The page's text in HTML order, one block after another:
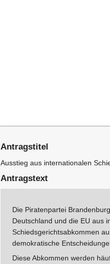
Antragstitel
Ausstieg aus internationalen
Antragstext
Die Piratenpartei
Deutschland und die EU aus
Schiedsgerichtsabkommen
demokratische
Diese Abkommen werden